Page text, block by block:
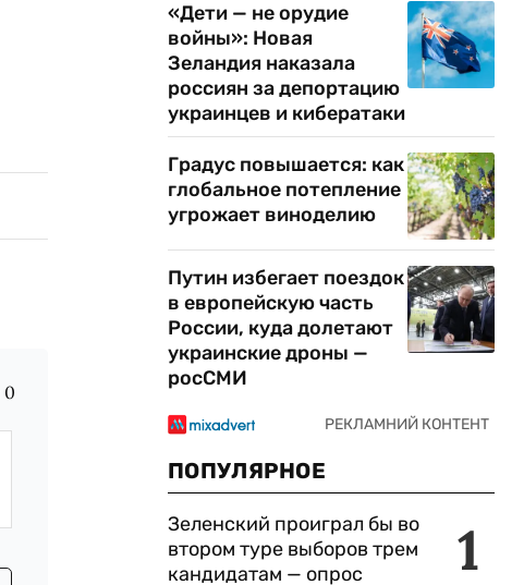
0
«Дети — не орудие
войны»: Новая
Зеландия наказала
россиян за депортацию
украинцев и кибератаки
Градус повышается: как
глобальное потепление
угрожает виноделию
Путин избегает поездок
в европейскую часть
России, куда долетают
украинские дроны —
росСМИ
ПОПУЛЯРНОЕ
1
Зеленский проиграл бы во
втором туре выборов трем
кандидатам — опрос